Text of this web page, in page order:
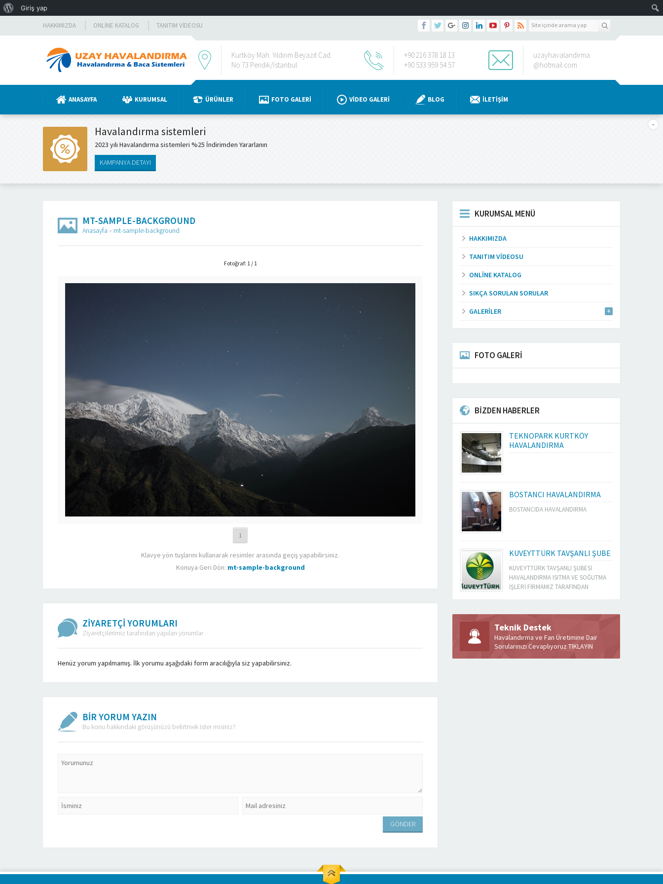
HAKKIMIZDA ONLINE KATALOG TANITIM VIDEOSU
Kurtköy Mah. Yıldırım Beyazıt Cad.
No:73 Pendik/İstanbul
+90 216 378 18 13
+90 533 959 54 57
uzayhavalandirma
@hotmail.com
ANASAYFA KURUMSAL ÜRÜNLER FOTO GALERI VIDEO GALERI BLOG İLETIŞIM
Havalandırma sistemleri
2023 yılı Havalandırma sistemleri %25 İndirimden Yararlanın
KAMPANYA DETAYI
MT-SAMPLE-BACKGROUND
Anasayfa » mt-sample-background
Fotoğraf: 1 / 1
1
Klavye yön tuşlarını kullanarak resimler arasında geçiş yapabilirsiniz.
Konuya Geri Dön: mt-sample-background
ZİYARETÇİ YORUMLARI
Ziyaretçilerimiz tarafından yapılan yorumlar
Henüz yorum yapılmamış. İlk yorumu aşağıdaki form aracılığıyla siz yapabilirsiniz.
BİR YORUM YAZIN
Bu konu hakkındaki görüşünüzü belirtmek ister misiniz?
KURUMSAL MENÜ
HAKKIMIZDA
TANITIM VIDEOSU
ONLINE KATALOG
SIKÇA SORULAN SORULAR
GALERILER
FOTO GALERİ
BİZDEN HABERLER
TEKNOPARK KURTKÖY
HAVALANDIRMA
BOSTANCI HAVALANDIRMA
BOSTANCIDA HAVALANDIRMA
KUVEYTTÜRK TAVŞANLI ŞUBE
KUVEYTTÜRK TAVŞANLI ŞUBESİ
HAVALANDIRMA ISITMA VE SOĞUTMA
İŞLERİ FİRMAMIZ TARAFINDAN
Teknik Destek
Havalandırma ve Fan Üretimine Dair
Sorularınızı Cevaplıyoruz TIKLAYIN
WordPress
Giriş yap